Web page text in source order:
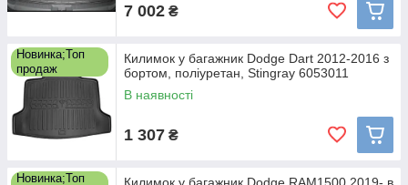
7 002 ₴
Новинка;Топ
продаж
Килимок у багажник Dodge Dart 2012-2016 з
бортом, поліуретан, Stingray 6053011
В наявності
1 307 ₴
Новинка;Топ